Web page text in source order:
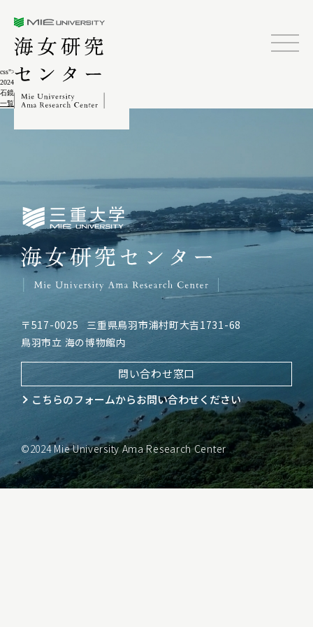
css">
2024.02.04
石鏡潜き下り1-14
一覧に戻る
三重大学海女研究センター
〒517-0025
三重県鳥羽市浦村町大吉1731-68
鳥羽市立 海の博物館内
問い合わせ窓口
こちらのフォームからお問い合わせください
©2024 Mie University Ama Research Center